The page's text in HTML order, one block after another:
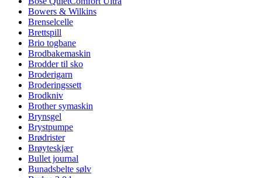
Bowers & Wilkins
Brenselcelle
Brettspill
Brio togbane
Brodbakemaskin
Brodder til sko
Broderigarn
Broderingssett
Brodkniv
Brother symaskin
Brynsgel
Brystpumpe
Brødrister
Brøyteskjær
Bullet journal
Bunadsbelte sølv